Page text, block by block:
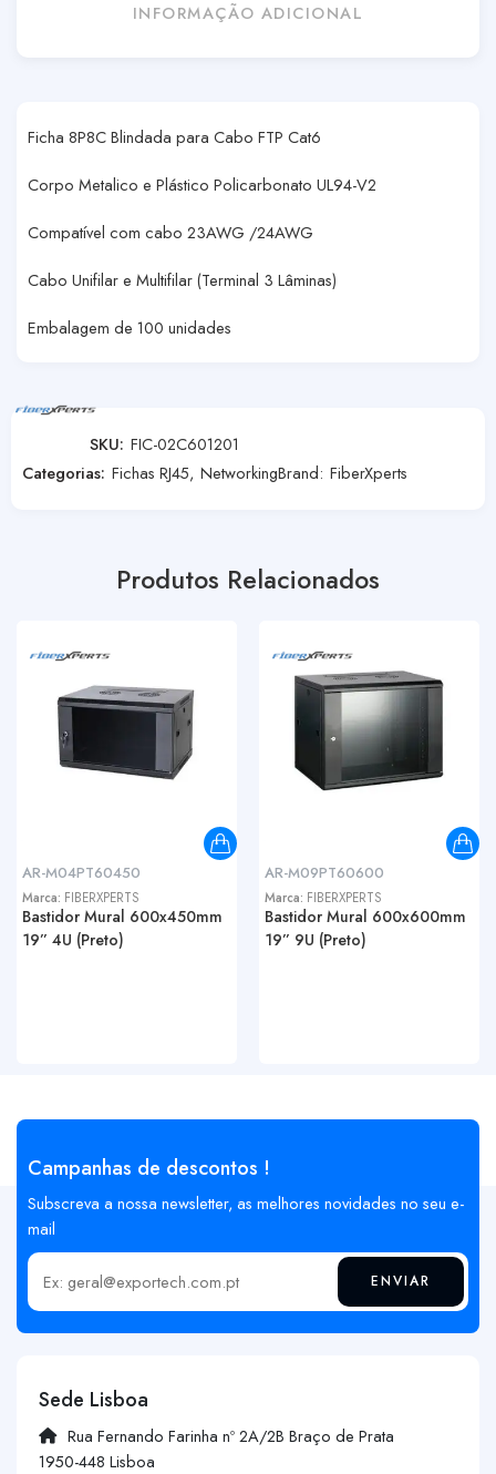
INFORMAÇÃO ADICIONAL
Ficha 8P8C Blindada para Cabo FTP Cat6
Corpo Metalico e Plástico Policarbonato UL94-V2
Compatível com cabo 23AWG /24AWG
Cabo Unifilar e Multifilar (Terminal 3 Lâminas)
Embalagem de 100 unidades
SKU: FIC-02C601201
Categorias: Fichas RJ45, NetworkingBrand: FiberXperts
Produtos Relacionados
AR-M04PT60450
Marca: FIBERXPERTS
Bastidor Mural 600x450mm
19” 4U (Preto)
AR-M09PT60600
Marca: FIBERXPERTS
Bastidor Mural 600x600mm
19” 9U (Preto)
Campanhas de descontos !
Subscreva a nossa newsletter, as melhores novidades no seu e-
mail
Insira o seu email ENVIAR
Sede Lisboa
Rua Fernando Farinha nº 2A/2B Braço de Prata
1950-448 Lisboa